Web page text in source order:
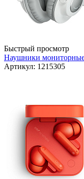
Быстрый просмотр
Наушники
Артикул: 1215305